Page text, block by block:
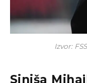
Izvor:
Siniša